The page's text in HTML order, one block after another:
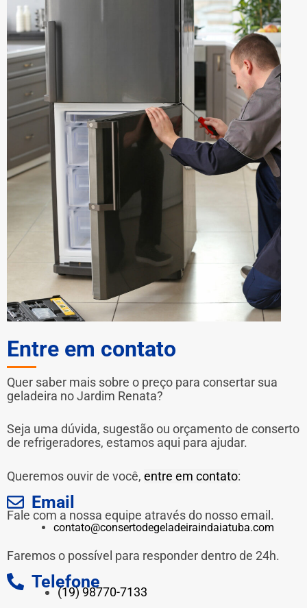
Entre em contato
Quer saber mais sobre o preço para consertar sua
geladeira no Jardim Renata?
Seja uma dúvida, sugestão ou orçamento de conserto
de refrigeradores, estamos aqui para ajudar.
Queremos ouvir de você, entre em contato:
Email
Fale com a nossa equipe através do nosso email.
contato@consertodegeladeiraindaiatuba.com
Faremos o possível para responder dentro de 24h.
Telefone
(19) 98770-7133